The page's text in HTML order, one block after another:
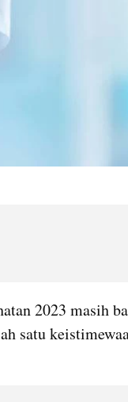
2023 masih
satu